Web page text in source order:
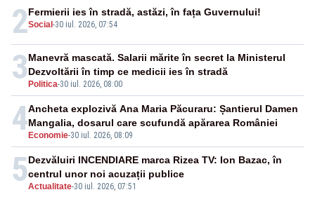
2Social -30 iul. 2026, 07:54
Fermierii ies în stradă, astăzi, în fața Guvernului!
3 Politica-30 iul. 2026, 08:00
Manevră mascată. Salarii mărite în secret la Ministerul
Dezvoltării în timp ce medicii ies în stradă
4 Economie-30 iul. 2026, 08:09
Ancheta explozivă Ana Maria Păcuraru: Șantierul Damen
Mangalia, dosarul care scufundă apărarea României
5Actualitate-30 iul. 2026, 07:51
Dezvăluiri INCENDIARE marca Rizea TV: Ion Bazac, în
centrul unor noi acuzații publice